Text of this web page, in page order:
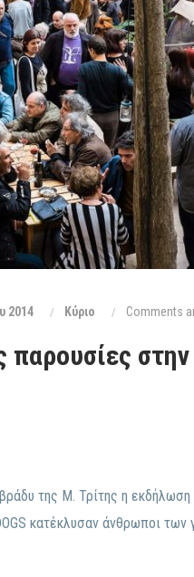
2014 Κύριο Comments
παρουσίες
της Μ. Τρίτης η
κατέκλυσαν άνθρωποι